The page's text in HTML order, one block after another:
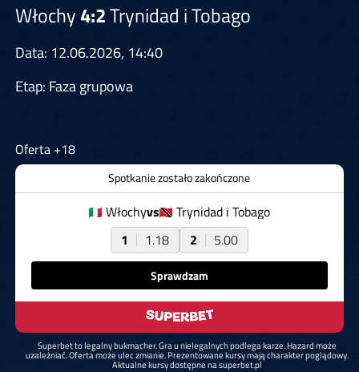
Włochy4:2Trynidad i Tobago
Data: 12.06.2026, 14:40
Etap: Faza grupowa
Oferta +18
Spotkanie zostało zakończone
Włochyvs
Trynidad i Tobago
1
1.18 2 5.00
Sprawdzam
Superbet to legalny bukmacher. Gra u nielegalnych podlega karze. Hazard może
uzależniać. Oferta może ulec zmianie. Prezentowane kursy mają charakter poglądowy.
Aktualne kursy dostępne na superbet.pl